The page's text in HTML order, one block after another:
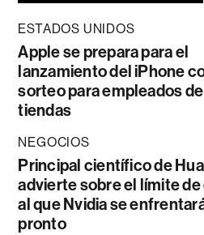
ESTADOS UNIDOS
Apple se prepara para el
lanzamiento del iPhone
sorteo para empleados
tiendas
NEGOCIOS
Principal científico de
advierte sobre el límite
al que Nvidia se
pronto